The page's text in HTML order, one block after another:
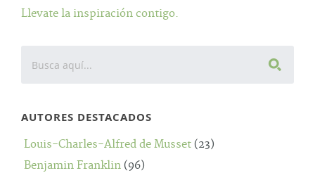
Llevate la inspiración contigo.
AUTORES DESTACADOS
Louis-Charles-Alfred de Musset (23)
Benjamin Franklin (96)